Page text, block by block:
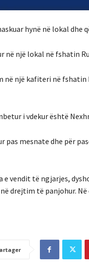
hynë në lokal
në një lokal në fshatin
në një kafiteri në
i vdekur është
mesnate dhe për
vendit të ngjarjes,
drejtim të panjohur.